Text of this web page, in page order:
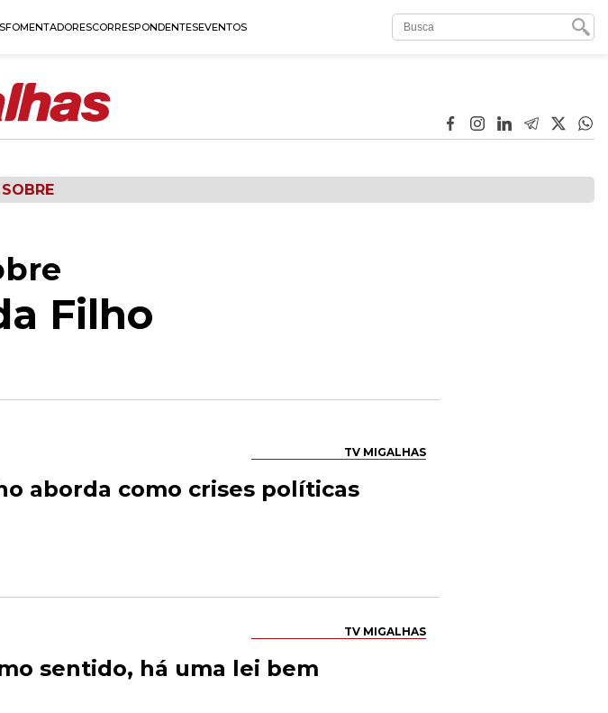
FOMENTADORESCORRESPONDENTESEVENTOS
Filho
TV MIGALHAS
aborda como crises políticas
TV MIGALHAS
sentido, há uma lei bem